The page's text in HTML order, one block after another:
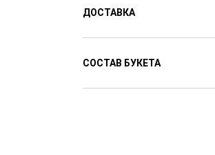
ДОСТАВКА
Доставляем цветы с
СОСТАВ БУКЕТА